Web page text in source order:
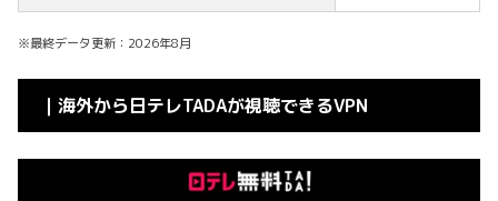
※最終データ更新：2026年8月
｜海外から日テレTADAが視聴できるVPN